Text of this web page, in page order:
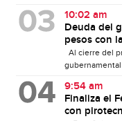
10:02 am
Deuda del
pesos con
Al cierre del
gubernamental
9:54 am
Finaliza el
con